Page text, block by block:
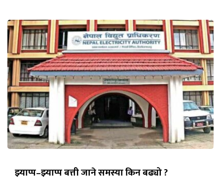
झ्याप्प–झ्याप्प बत्ती जाने समस्या किन बढ्यो ?